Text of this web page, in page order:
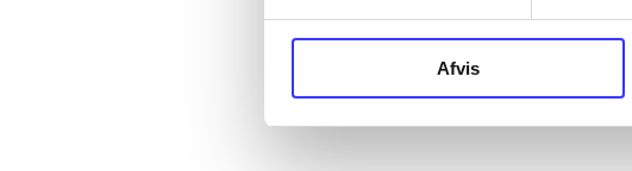
Afvis
...